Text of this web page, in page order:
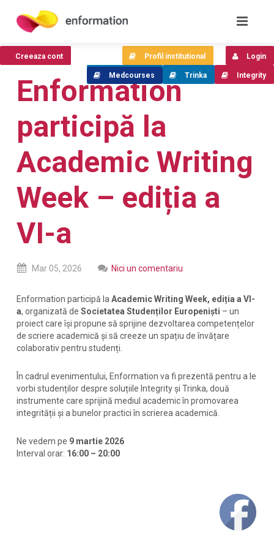
Enformation
participă la
Academic Writing
Week – ediția a
VI-a
Mar 05, 2026 Nici un comentariu
Enformation participă la Academic Writing Week, ediția a VI-
a, organizată de Societatea Studenților Europeniști – un
proiect care își propune să sprijine dezvoltarea competențelor
de scriere academică și să creeze un spațiu de învățare
colaborativ pentru studenți.
În cadrul evenimentului, Enformation va fi prezentă pentru a le
vorbi studenților despre soluțiile Integrity și Trinka, două
instrumente care sprijină mediul academic în promovarea
integrității și a bunelor practici în scrierea academică.
Ne vedem pe 9 martie 2026
Interval orar: 16:00 – 20:00
Creeaza cont Login
Profil institutional
Integrity
Trinka
Medcourses